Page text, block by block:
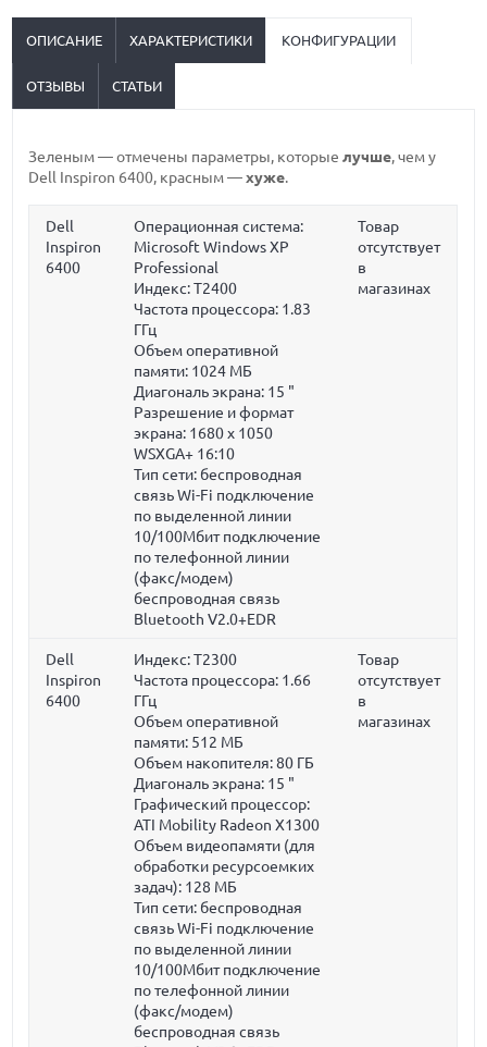
ОПИСАНИЕ ХАРАКТЕРИСТИКИ КОНФИГУРАЦИИ
ОТЗЫВЫ СТАТЬИ
Зеленым— отмечены параметры, которыелучше, чем у
Dell Inspiron 6400, красным—хуже.
Dell
Inspiron
6400
Операционная система:
Microsoft Windows XP
Professional
Индекс: T2400
Частота процессора: 1.83
ГГц
Объем оперативной
памяти: 1024 МБ
Диагональ экрана: 15 "
Разрешение и формат
экрана: 1680 x 1050
WSXGA+ 16:10
Тип сети: беспроводная
связь Wi-Fi подключение
по выделенной линии
10/100Мбит подключение
по телефонной линии
(факс/модем)
беспроводная связь
Bluetooth V2.0+EDR
Товар
отсутствует
в
магазинах
Dell
Inspiron
6400
Индекс: T2300
Частота процессора: 1.66
ГГц
Объем оперативной
памяти: 512 МБ
Объем накопителя:80 ГБ
Диагональ экрана: 15 "
Графический процессор:
ATI Mobility Radeon X1300
Объем видеопамяти (для
обработки ресурсоемких
задач): 128 МБ
Тип сети: беспроводная
связь Wi-Fi подключение
по выделенной линии
10/100Мбит подключение
по телефонной линии
(факс/модем)
беспроводная связь
Товар
отсутствует
в
магазинах